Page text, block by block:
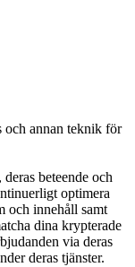
och annan teknik för
beteende och
optimera
och innehåll samt
dina krypterade
via deras
deras tjänster.